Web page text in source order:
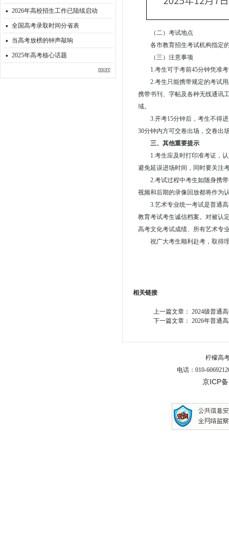
· 2026年高校招生工作已陆续启动
· 全国高考录取时间分省表
· 当高考放榜的钟声敲响
· 2025年高考核心话题
more
（二）考试地点
各市教育招生考试机构指定
（三）注意事项
1.考生可于考前45分钟凭准
2.考生只能携带规定的考试
携带书刊、字帖及各种无线通讯
域。
3.开考15分钟后，考生不得
30分钟内方可交卷出场，交卷出
三、其他重要提示
1.考生应及时打印准考证，
避免延误进场时间，同时要关注
2.考试过程中考生如随身携
视频和后期的录像回放都将作为
3.艺术专业统一考试是普通
教育考试考生诚信档案。对被认
高考文化考试成绩、所有艺术专
祝广大考生顺利赴考，取得
相关链接
上一篇文章： 2024级普通
下一篇文章： 2026年普通
柠檬高
电话：010-
京ICP